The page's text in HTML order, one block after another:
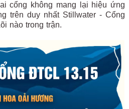
cổng không mang lại hiệu ứng
trên duy nhất Stillwater - Cổng
nào trong trận.